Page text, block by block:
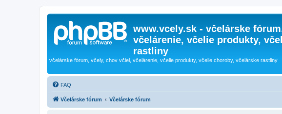
www.vcely.sk - včelárske
včelárenie, včelie produkty,
rastliny
včelárske fórum, včely, chov včiel, včelárenie, včelie produkty, včelie choroby, včelárske rastliny
FAQ
Včelárske fórum Včelárske fórum